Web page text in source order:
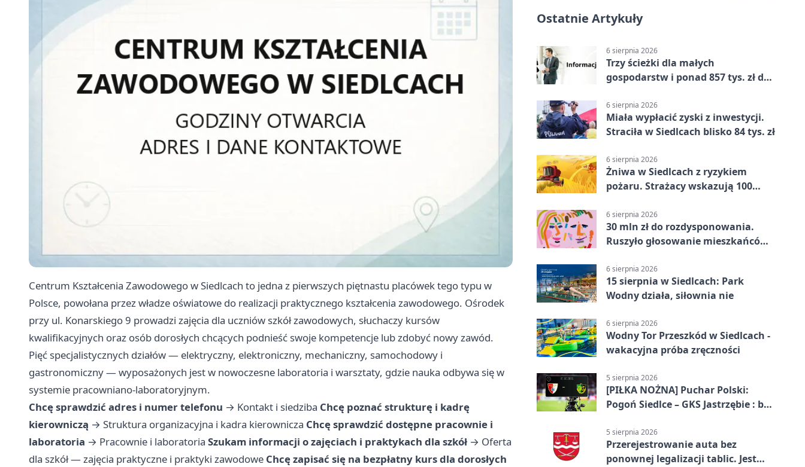
Centrum Kształcenia Zawodowego w Siedlcach to jedna z pierwszych piętnastu placówek tego typu w
Polsce, powołana przez władze oświatowe do realizacji praktycznego kształcenia zawodowego. Ośrodek
przy ul. Konarskiego 9 prowadzi zajęcia dla uczniów szkół zawodowych, słuchaczy kursów
kwalifikacyjnych oraz osób dorosłych chcących podnieść swoje kompetencje lub zdobyć nowy zawód.
Pięć specjalistycznych działów — elektryczny, elektroniczny, mechaniczny, samochodowy i
gastronomiczny — wyposażonych jest w nowoczesne laboratoria i warsztaty, gdzie nauka odbywa się w
systemie pracowniano-laboratoryjnym.
Chcę sprawdzić adres i numer telefonu → Kontakt i siedziba Chcę poznać strukturę i kadrę
kierowniczą → Struktura organizacyjna i kadra kierownicza Chcę sprawdzić dostępne pracownie i
laboratoria → Pracownie i laboratoria Szukam informacji o zajęciach i praktykach dla szkół → Oferta
dla szkół — zajęcia praktyczne i praktyki zawodowe Chcę zapisać się na bezpłatny kurs dla dorosłych
Ostatnie Artykuły
6 sierpnia 2026
Trzy ścieżki dla małych
gospodarstw i ponad 857 tys. zł do
6 sierpnia 2026
Miała wypłacić zyski z inwestycji.
Straciła w Siedlcach blisko 84 tys. zł
6 sierpnia 2026
Żniwa w Siedlcach z ryzykiem
pożaru. Strażacy wskazują 100
6 sierpnia 2026
30 mln zł do rozdysponowania.
Ruszyło głosowanie mieszkańców
6 sierpnia 2026
15 sierpnia w Siedlcach: Park
Wodny działa, siłownia nie
6 sierpnia 2026
Wodny Tor Przeszkód w Siedlcach -
wakacyjna próba zręczności
5 sierpnia 2026
[PIŁKA NOŻNA] Puchar Polski:
Pogoń Siedlce – GKS Jastrzębie : bez
5 sierpnia 2026
Przerejestrowanie auta bez
ponownej legalizacji tablic. Jest